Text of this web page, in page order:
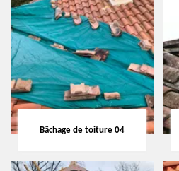
Bâchage de toiture 04